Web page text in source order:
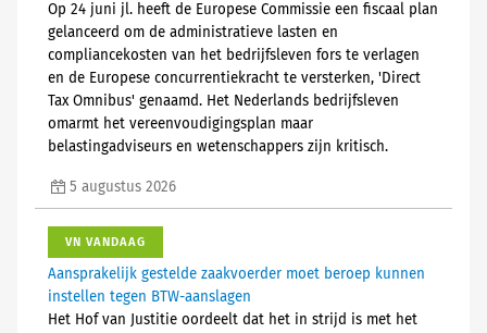
Op 24 juni jl. heeft de Europese Commissie een fiscaal plan
gelanceerd om de administratieve lasten en
compliancekosten van het bedrijfsleven fors te verlagen
en de Europese concurrentiekracht te versterken, 'Direct
Tax Omnibus' genaamd. Het Nederlands bedrijfsleven
omarmt het vereenvoudigingsplan maar
belastingadviseurs en wetenschappers zijn kritisch.
5 augustus 2026
VN VANDAAG
Aansprakelijk gestelde zaakvoerder moet beroep kunnen
instellen tegen BTW-aanslagen
Het Hof van Justitie oordeelt dat het in strijd is met het